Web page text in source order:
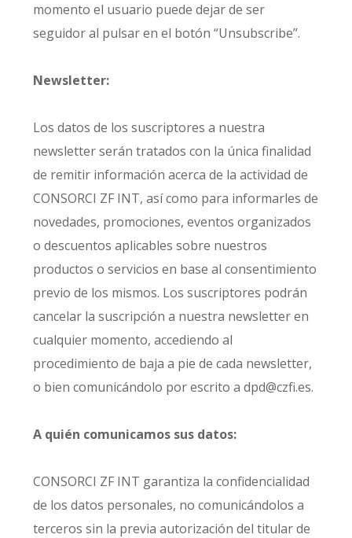
momento el usuario puede dejar de ser
seguidor al pulsar en el botón “Unsubscribe”.
Newsletter:
Los datos de los suscriptores a nuestra
newsletter serán tratados con la única finalidad
de remitir información acerca de la actividad de
CONSORCI ZF INT, así como para informarles de
novedades, promociones, eventos organizados
o descuentos aplicables sobre nuestros
productos o servicios en base al consentimiento
previo de los mismos. Los suscriptores podrán
cancelar la suscripción a nuestra newsletter en
cualquier momento, accediendo al
procedimiento de baja a pie de cada newsletter,
o bien comunicándolo por escrito a dpd@czfi.es.
A quién comunicamos sus datos:
CONSORCI ZF INT garantiza la confidencialidad
de los datos personales, no comunicándolos a
terceros sin la previa autorización del titular de